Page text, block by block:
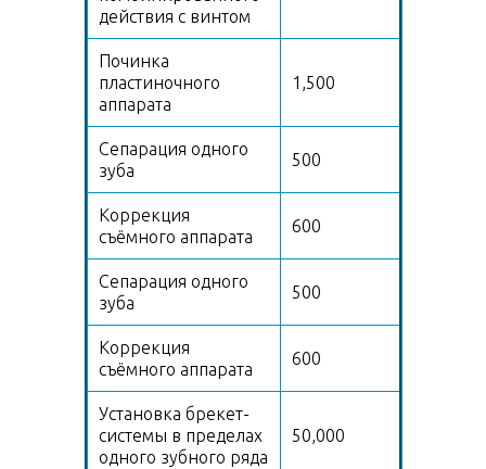
действия с винтом
Починка
пластиночного
аппарата
1,500
Сепарация одного
зуба
500
Коррекция
съёмного аппарата
600
Сепарация одного
зуба
500
Коррекция
съёмного аппарата
600
Установка брекет-
системы в пределах
одного зубного ряда
50,000